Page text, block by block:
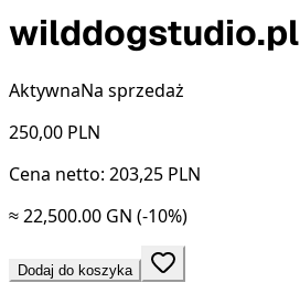
wilddogstudio.pl
AktywnaNa sprzedaż
250,00 PLN
Cena netto: 203,25 PLN
≈ 22,500.00 GN (-10%)
Dodaj do koszyka